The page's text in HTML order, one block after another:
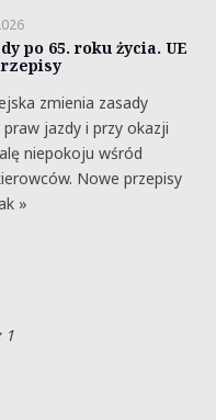
po 65. roku życia. UE
zmienia zasady
jazdy i przy okazji
niepokoju wśród
Nowe przepisy
»
1